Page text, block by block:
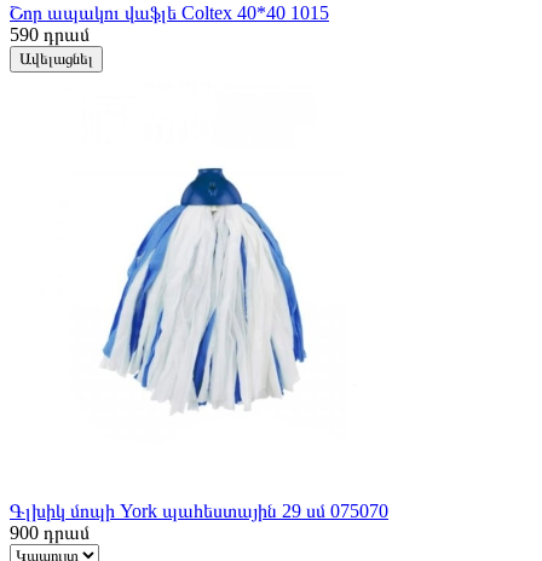
Շոր ապակու վաֆլե Coltex 40*40 1015
590 դրամ
Ավելացնել
Գլխիկ մոպի York պահեստային 29 սմ 075070
900 դրամ